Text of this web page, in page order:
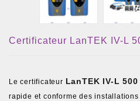
Certificateur LanTEK IV-L
Le certificateur LanTEK IV-L 500
rapide et conforme des